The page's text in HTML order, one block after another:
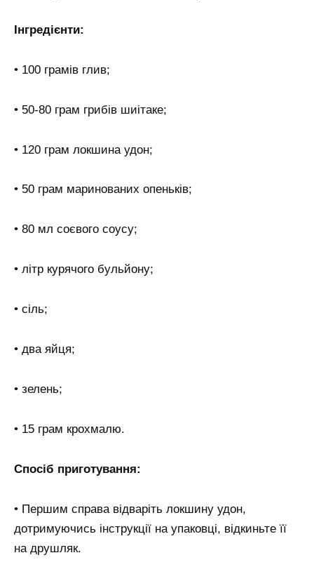
Інгредієнти:
• 100 грамів глив;
• 50-80 грам грибів шиітаке;
• 120 грам локшина удон;
• 50 грам маринованих опеньків;
• 80 мл соєвого соусу;
• літр курячого бульйону;
• сіль;
• два яйця;
• зелень;
• 15 грам крохмалю.
Спосіб приготування:
• Першим справа відваріть локшину удон,
дотримуючись інструкції на упаковці, відкиньте її
на друшляк.